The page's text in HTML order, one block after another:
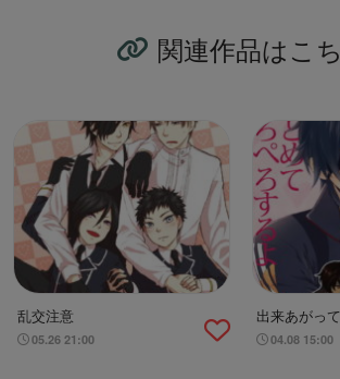
関連作品はこ
乱交注意
05.26 21:00
出来あがっ
二振りをま
04.08 15:00